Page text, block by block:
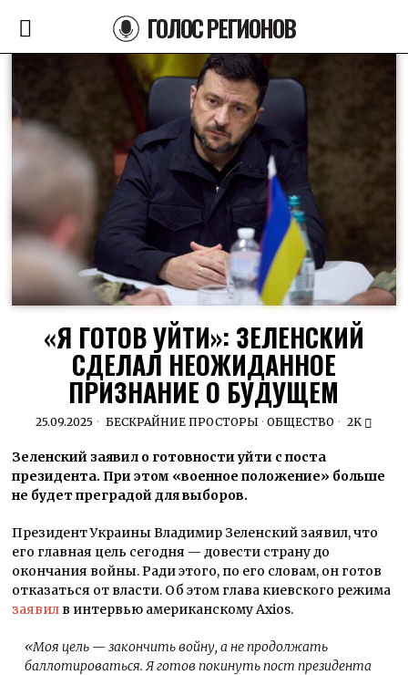
ГОЛОС РЕГИОНОВ
«Я ГОТОВ УЙТИ»: ЗЕЛЕНСКИЙ
СДЕЛАЛ НЕОЖИДАННОЕ
ПРИЗНАНИЕ О БУДУЩЕМ
25.09.2025 БЕСКРАЙНИЕ ПРОСТОРЫ · ОБЩЕСТВО 2K
Зеленский заявил о готовности уйти с поста
президента. При этом «военное положение» больше
не будет преградой для выборов.
Президент Украины Владимир Зеленский заявил, что
его главная цель сегодня — довести страну до
окончания войны. Ради этого, по его словам, он готов
отказаться от власти. Об этом глава киевского режима
заявил в интервью американскому Axios.
«Моя цель — закончить войну, а не продолжать
баллотироваться. Я готов покинуть пост президента